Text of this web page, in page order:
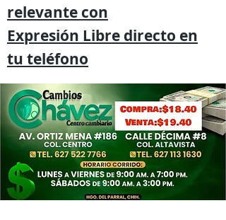
relevante con
Expresión Libre directo en
tu teléfono